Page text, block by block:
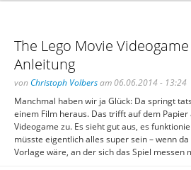
The Lego Movie
Anleitung
von Christoph Volbersam 06.06.2014 - 13:24
Manchmal haben wir ja Glück: Da springt
einem Film heraus. Das trifft auf dem Papier
Videogame zu. Es sieht gut aus, es
müsste eigentlich alles super sein – wenn
Vorlage wäre, an der sich das Spiel messen